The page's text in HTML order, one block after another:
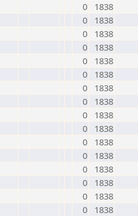
0
1838
0
1838
0
1838
0
1838
0
1838
0
1838
0
1838
0
1838
0
1838
0
1838
0
1838
0
1838
0
1838
0
1838
0
1838
0
1838